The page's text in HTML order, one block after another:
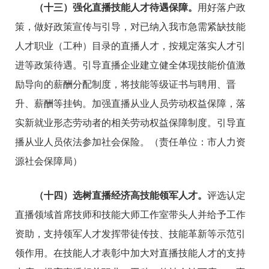
（十三）强化直播技能人才待遇保障。
用好落户政
策，做好政策宣传与引导，对已纳入我市急需紧缺技能
人才职业（工种）目录的直播人才，按规定落实人才引
进等政策待遇。引导直播企业建立健全体现技能价值激
励导向的薪酬分配制度，将技能等级证书与聘用、晋
升、薪酬等挂钩。加强直播从业人员劳动权益保障，落
实新就业形态劳动者的相关劳动权益保障制度。引导直
播从业人员依法参加社会保险。（责任单位：市人力资
源社会保障局）
（十四）选树直播经济高技能领军人才。 评选认定
直播领域首席技师和技能大师工作室带头人并给予工作
资助，支持领军人才发挥带徒传技、技能革新等示范引
领作用。在技能人才表彰中加大对直播技能人才的支持